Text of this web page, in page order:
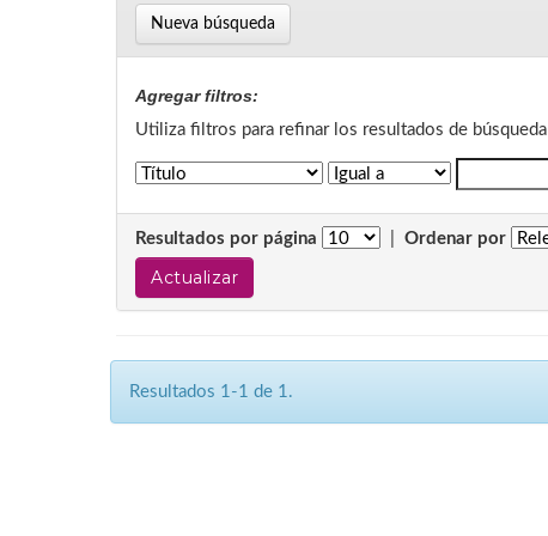
Nueva búsqueda
Agregar filtros:
Utiliza filtros para refinar los resultados de búsqueda
Resultados por página Ordenar por
Resultados 1-1 de 1.